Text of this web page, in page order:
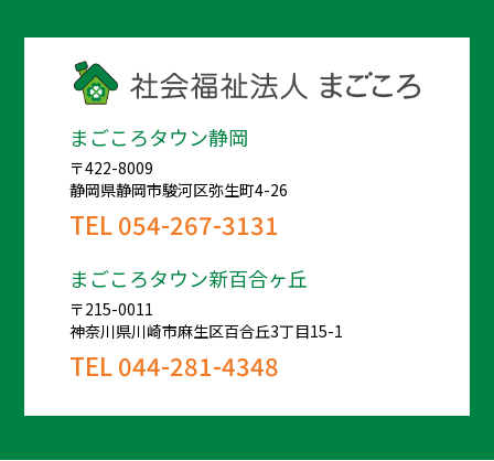
まごころタウン静岡
〒422-8009
静岡県静岡市駿河区弥生町4-26
TEL054-267-3131
まごころタウン新百合ヶ丘
〒215-0011
神奈川県川崎市麻生区百合丘3丁目15-1
TEL044-281-4348